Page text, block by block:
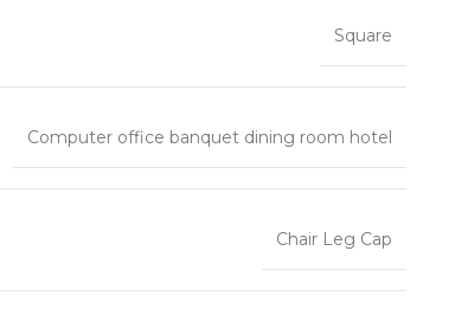
Square
Computer office banquet dining room hotel
Chair Leg Cap